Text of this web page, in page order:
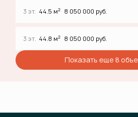
3 эт. 44.5 м2 8 050 000 руб.
3 эт. 44.8 м2 8 050 000 руб.
Показать еще 8